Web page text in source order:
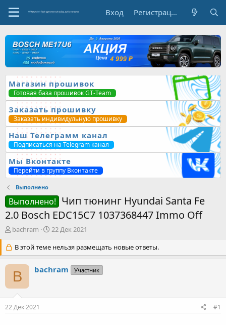
Вход Регистрация
Магазин прошивок
Готовая база прошивок GT-Team
Заказать прошивку
Заказать индивидульную прошивку
Наш Телеграмм канал
Подписаться на Telegram канал
Мы Вконтакте
Перейти в группу Вконтакте
Выполнено
Выполнено! Чип тюнинг Hyundai Santa Fe
2.0 Bosch EDC15C7 1037368447 Immo Off
А
т
о
р
т
е
bachram
Д
т
а
а
22 Дек 2021
В этой теме нельзя размещать новые ответы.
B bachram Участник
22 Дек 2021 #1